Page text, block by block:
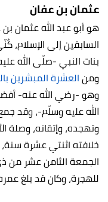
عثمان بن عفان
هو أبو عبد الله عثمان
السابقين إلى الإسلام،
بنات النبي -صلّى الله
ومنالعشرة المبشرين
وهو -رضي الله عنه-
الله عليه وسلّم-، وقد
وتهجده، وإتقانه، وصلة
خلافته اثنتي عشرة
الجمعة الثامن عشر من
للهجرة، وكان قد بلغ